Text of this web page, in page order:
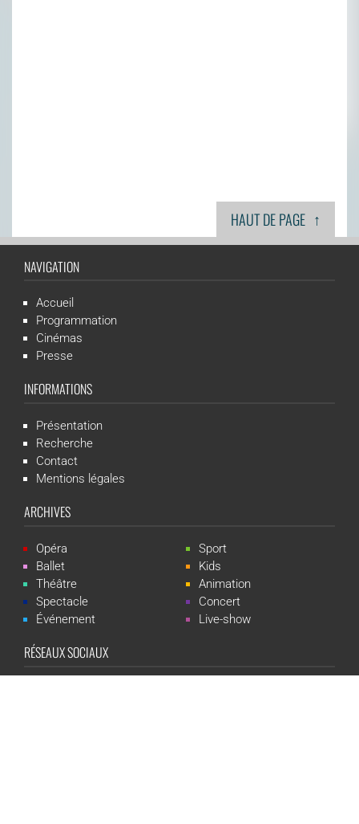
HAUT DE PAGE ↑
NAVIGATION
Accueil
Programmation
Cinémas
Presse
INFORMATIONS
Présentation
Recherche
Contact
Mentions légales
ARCHIVES
Opéra
Ballet
Théâtre
Spectacle
Événement
Sport
Kids
Animation
Concert
Live-show
RÉSEAUX SOCIAUX